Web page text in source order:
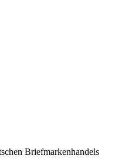
Briefmarkenhandels